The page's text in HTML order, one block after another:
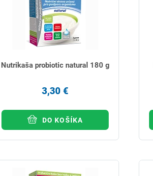
Nutrikaša probiotic natural 180 g
3,30 €
DO KOŠÍKA